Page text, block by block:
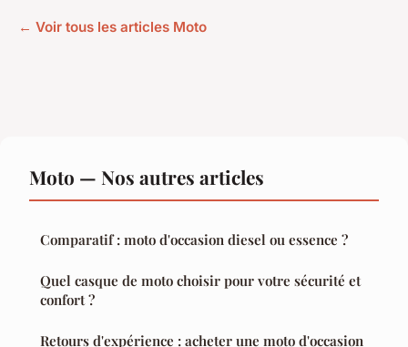
← Voir tous les articles Moto
Moto — Nos autres articles
Comparatif : moto d'occasion diesel ou essence ?
Quel casque de moto choisir pour votre sécurité et
confort ?
Retours d'expérience : acheter une moto d'occasion